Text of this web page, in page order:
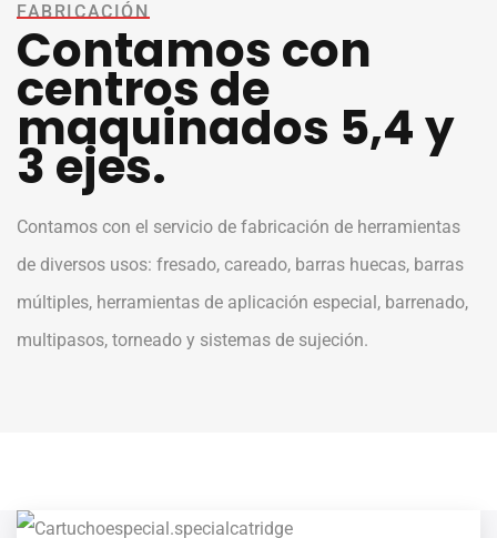
FABRICACIÓN
Contamos con
centros de
maquinados 5,4 y
3 ejes.
Contamos con el servicio de fabricación de herramientas
de diversos usos: fresado, careado, barras huecas, barras
múltiples, herramientas de aplicación especial, barrenado,
multipasos, torneado y sistemas de sujeción.